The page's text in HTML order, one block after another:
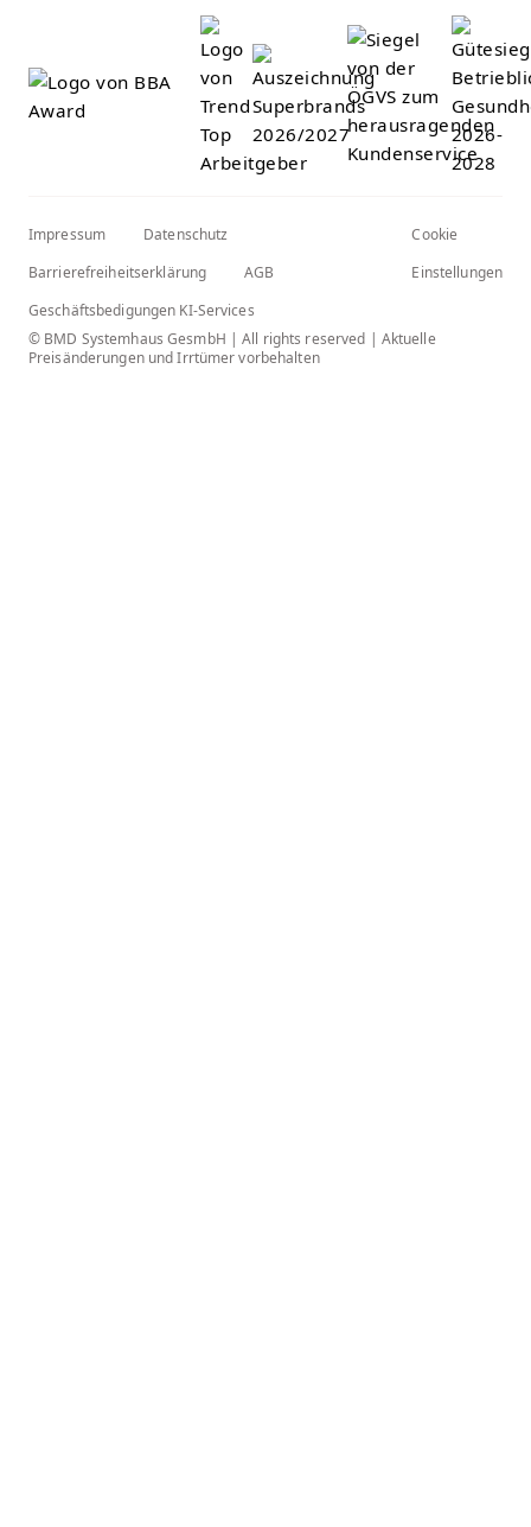
Impressum
Datenschutz
Barrierefreiheitserklärung
AGB
Geschäftsbedigungen KI-Services
Cookie
Einstellungen
© BMD Systemhaus GesmbH | All rights reserved | Aktuelle
Preisänderungen und Irrtümer vorbehalten